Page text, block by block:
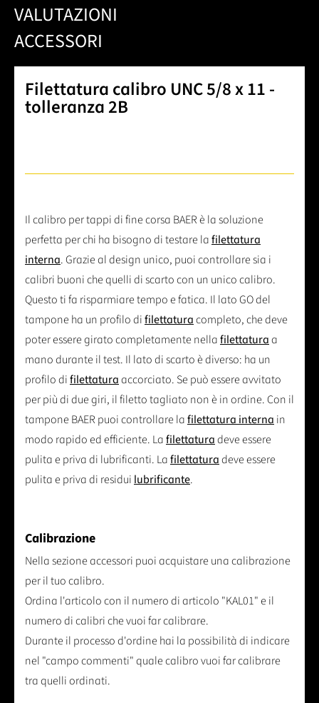
VALUTAZIONI
ACCESSORI
Filettatura calibro UNC 5/8 x 11 -
tolleranza 2B
Il calibro per tappi di fine corsa BAER è la soluzione
perfetta per chi ha bisogno di testare lafilettatura
interna. Grazie al design unico, puoi controllare sia i
calibri buoni che quelli di scarto con un unico calibro.
Questo ti fa risparmiare tempo e fatica. Il lato GO del
tampone ha un profilo difilettaturacompleto, che deve
poter essere girato completamente nellafilettaturaa
mano durante il test. Il lato di scarto è diverso: ha un
profilo difilettaturaaccorciato. Se può essere avvitato
per più di due giri, il filetto tagliato non è in ordine. Con il
tampone BAER puoi controllare lafilettatura interna in
modo rapido ed efficiente. Lafilettaturadeve essere
pulita e priva di lubrificanti. Lafilettaturadeve essere
pulita e priva di residui lubrificante.
Calibrazione
Nella sezione accessori puoi acquistare una calibrazione
per il tuo calibro.
Ordina l'articolo con il numero di articolo "KAL01" e il
numero di calibri che vuoi far calibrare.
Durante il processo d'ordine hai la possibilità di indicare
nel "campo commenti" quale calibro vuoi far calibrare
tra quelli ordinati.